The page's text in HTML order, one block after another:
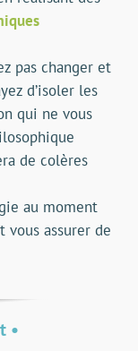
pas changer et
d’isoler les
qui ne vous
de colères
au moment
vous assurer de
•